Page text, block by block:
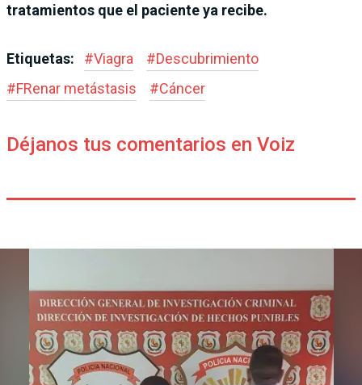
tratamientos que el paciente ya recibe.
Etiquetas: #Viagra #Descubrimiento
#FRenar metástasis #Cáncer
Déjanos tus comentarios en Voiz